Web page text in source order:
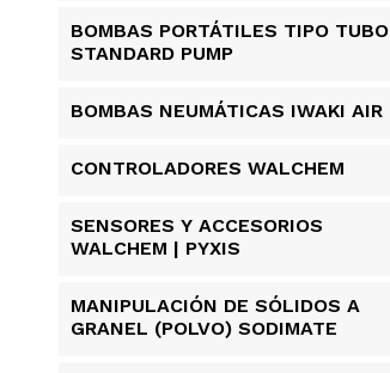
BOMBAS PORTÁTILES TIPO TUBO
STANDARD PUMP
BOMBAS NEUMÁTICAS IWAKI AIR
CONTROLADORES WALCHEM
SENSORES Y ACCESORIOS
WALCHEM | PYXIS
MANIPULACIÓN DE SÓLIDOS A
GRANEL (POLVO) SODIMATE